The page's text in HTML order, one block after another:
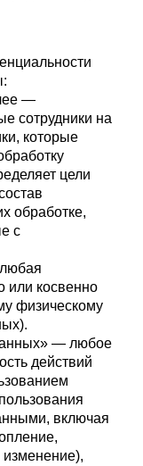
—
сотрудники на
которые
цели
обработке,
с
или косвенно
физическому
— любое
действий
включая